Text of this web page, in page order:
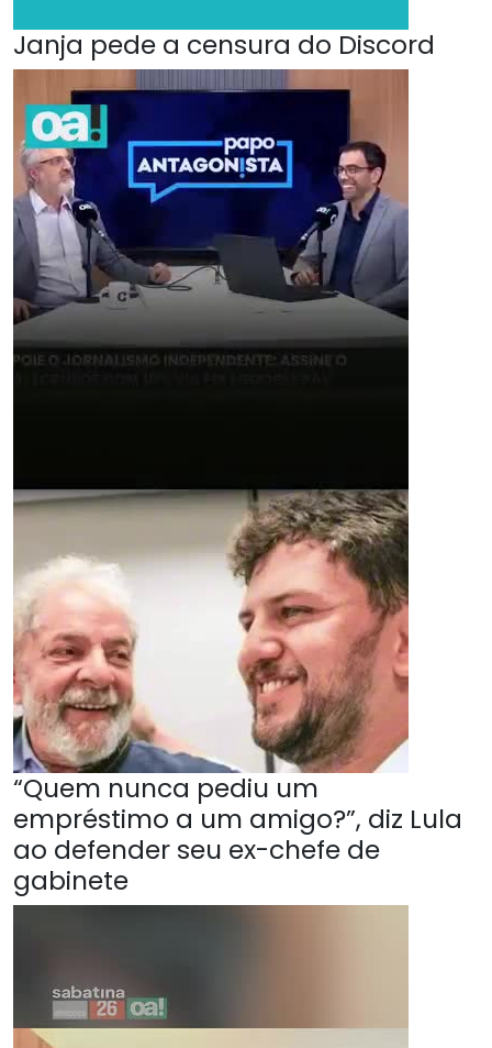
Janja pede a censura do Discord
“Quem nunca pediu um
empréstimo a um amigo?”, diz Lula
ao defender seu ex-chefe de
gabinete